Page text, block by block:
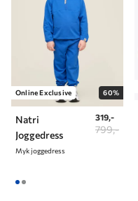
Online Exclusive 60%
Natri
Joggedress
Myk joggedress
319,-
799,-